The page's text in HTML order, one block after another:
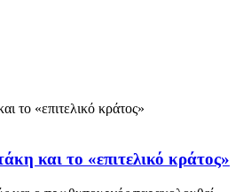
και το «επιτελικό κράτος»